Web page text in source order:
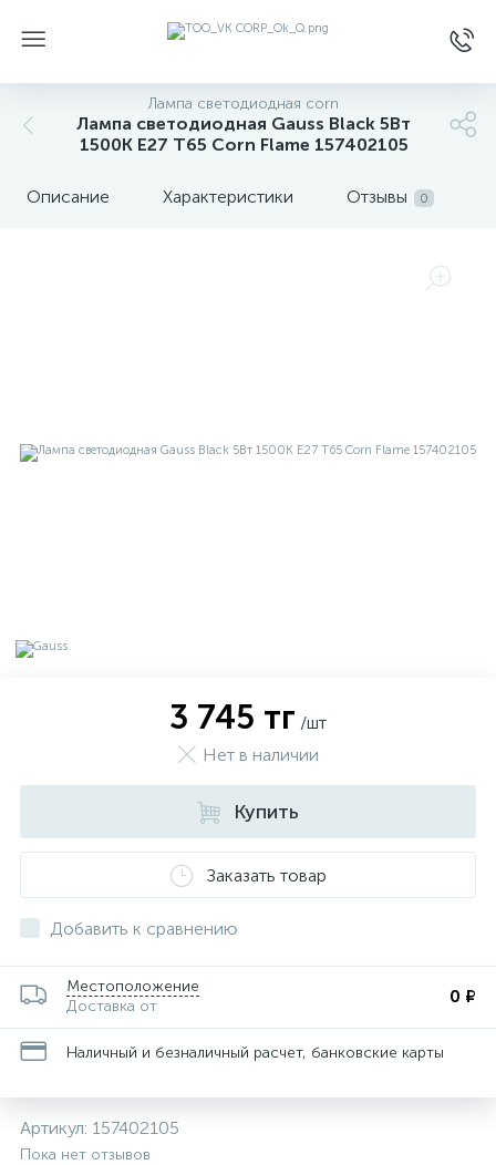
Лампа светодиодная corn
Лампа светодиодная Gauss Black 5Вт
1500К E27 T65 Corn Flame 157402105
Описание Характеристики Отзывы 0
3 745 тг /шт
Нет в наличии
Купить
Заказать товар
Добавить к сравнению
Местоположение
Доставка от
0 ₽
Наличный и безналичный расчет, банковские карты
Артикул: 157402105
Пока нет отзывов